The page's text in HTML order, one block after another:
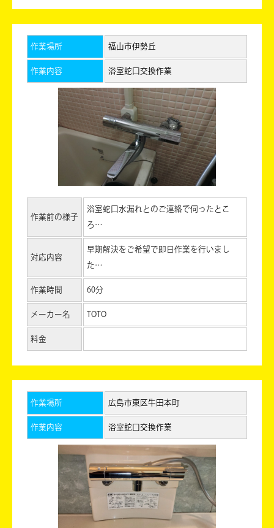
作業場所 福山市伊勢丘
作業内容 浴室蛇口交換作業
作業前の様子
浴室蛇口水漏れとのご連絡で伺ったとこ
ろ…
対応内容
早期解決をご希望で即日作業を行いまし
た…
作業時間 60分
メーカー名 TOTO
料金
作業場所 広島市東区牛田本町
作業内容 浴室蛇口交換作業